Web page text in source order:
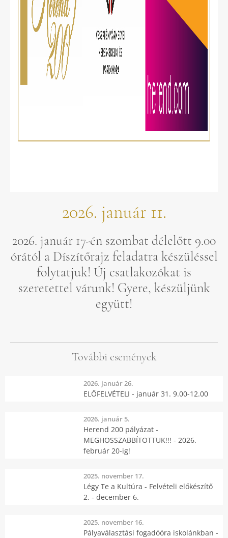
2026. január 11.
2026. január 17-én szombat délelőtt 9.00
órától a Díszítőrajz feladatra készüléssel
folytatjuk! Új csatlakozókat is
szeretettel várunk! Gyere, készüljünk
együtt!
További események
2026. január 26.
ELŐFELVÉTELI - január 31. 9.00-12.00
2026. január 5.
Herend 200 pályázat -
MEGHOSSZABBÍTOTTUK!!! - 2026.
február 20-ig!
2025. november 17.
Légy Te a Kultúra - Felvételi előkészítő
2. - december 6.
2025. november 16.
Pályaválasztási fogadóóra iskolánkban -